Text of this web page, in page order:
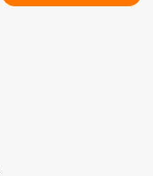
ses 20 ans ! >